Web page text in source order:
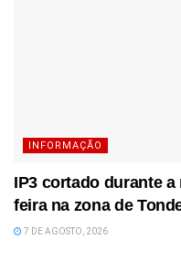
INFORMAÇÃO
IP3 cortado durante
feira na zona de
7 DE AGOSTO, 2026